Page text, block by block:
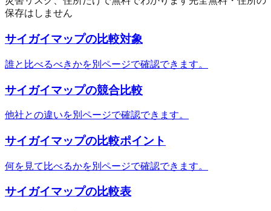
保存はしません
サイガイマップの比較対象
誰と比べるべきかを別ページで確認できます。
サイガイマップの競合比較
他社との違いを別ページで確認できます。
サイガイマップの比較ポイント
何を見て比べるかを別ページで確認できます。
サイガイマップの比較表